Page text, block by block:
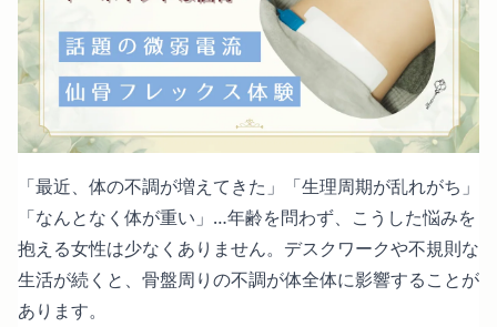
「最近、体の不調が増えてきた」「生理周期が乱れがち」
「なんとなく体が重い」…年齢を問わず、こうした悩みを
抱える女性は少なくありません。デスクワークや不規則な
生活が続くと、骨盤周りの不調が体全体に影響することが
あります。